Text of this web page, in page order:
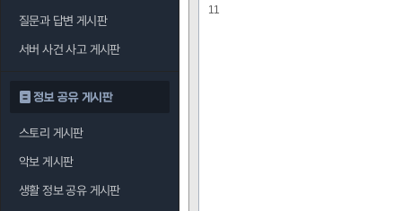
질문과 답변 게시판
서버 사건 사고 게시판
정보 공유 게시판
스토리 게시판
악보 게시판
생활 정보 공유 게시판
11